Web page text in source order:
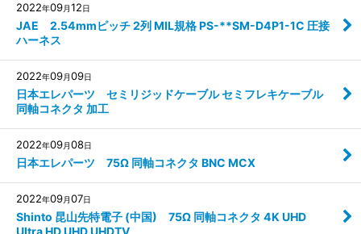
2022年09月12日
JAE 2.54mmピッチ 2列 MIL規格 PS-**SM-D4P1-1C 圧接
ハーネス
2022年09月09日
日本エレパーツ セミリジッドケーブル セミフレキケーブル
同軸コネクタ 加工
2022年09月08日
日本エレパーツ 75Ω 同軸コネクタ BNC MCX
2022年09月07日
Shinto 昆山先特電子 (中国) 75Ω 同軸コネクタ 4K UHD
Ultra HD UHD UHDTV